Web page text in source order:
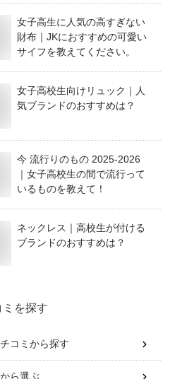
女子高生に人気の高すぎない
財布｜JKにおすすめの可愛い
サイフを教えてください。
女子高校生向けリュック｜人
気ブランドのおすすめは？
今 流行りのもの 2025-2026
｜女子高校生の間で流行って
いるものを教えて！
ネックレス｜高校生が付ける
ブランドのおすすめは？
ミを探す
コミから探す
から選ぶ